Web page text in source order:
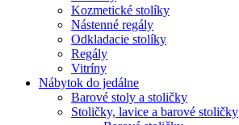
Kozmetické stolíky
Nástenné regály
Odkladacie stolíky
Regály
Vitríny
Nábytok do jedálne
Barové stoly a stoličky
Stoličky, lavice a barové stoličky